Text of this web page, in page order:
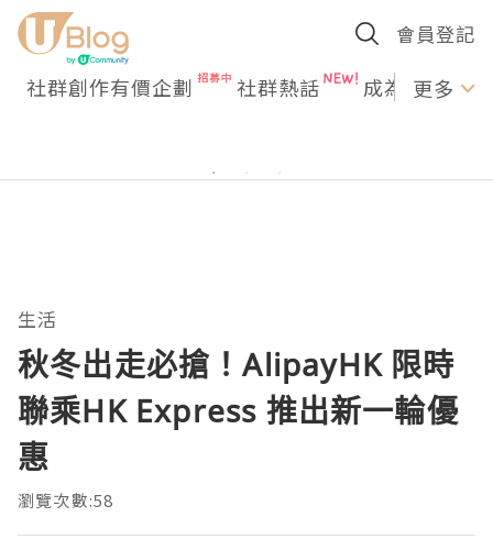
會員登記
社群創作有價企劃 社群熱話 成為U更多
生活
秋冬出走必搶！AlipayHK 限時
聯乘HK Express 推出新一輪優
惠
瀏覽次數:58